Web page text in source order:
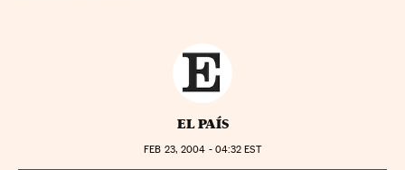
EL PAÍS
FEB 23, 2004 - 04:32 EST